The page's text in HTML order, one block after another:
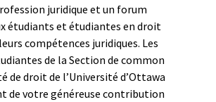
juridique et un forum
étudiants et étudiantes en droit
compétences juridiques. Les
de la Section de common
de droit de l’Université d’Ottawa
de votre généreuse contribution